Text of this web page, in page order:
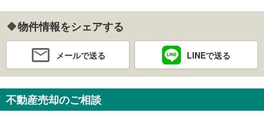
物件情報をシェアする
メールで送る LINEで送る
不動産売却のご相談